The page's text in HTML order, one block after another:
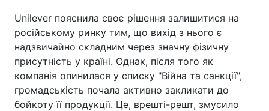
Unilever пояснила своє рішення залишитися на
російському ринку тим, що вихід з нього є
надзвичайно складним через значну фізичну
присутність у країні. Однак, після того як
компанія опинилася у списку "Війна та санкції",
громадськість почала активно закликати до
бойкоту її продукції. Це, врешті-решт, змусило